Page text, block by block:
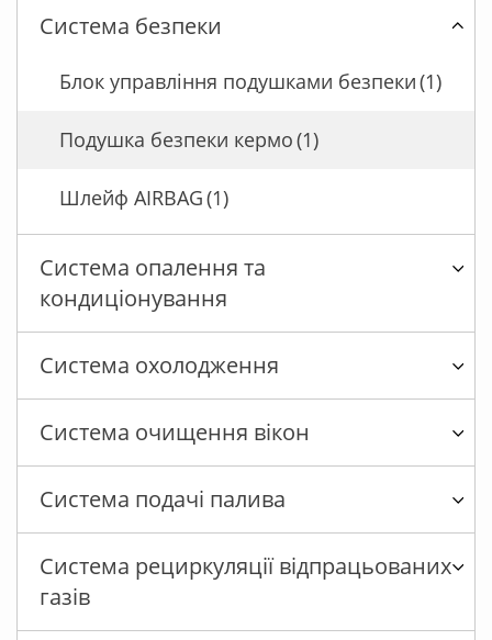
Система безпеки
Блок управління подушками безпеки(1)
Подушка безпеки кермо(1)
Шлейф AIRBAG(1)
Система опалення та
кондиціонування
Система охолодження
Система очищення вікон
Система подачі палива
Система рециркуляції відпрацьованих
газів